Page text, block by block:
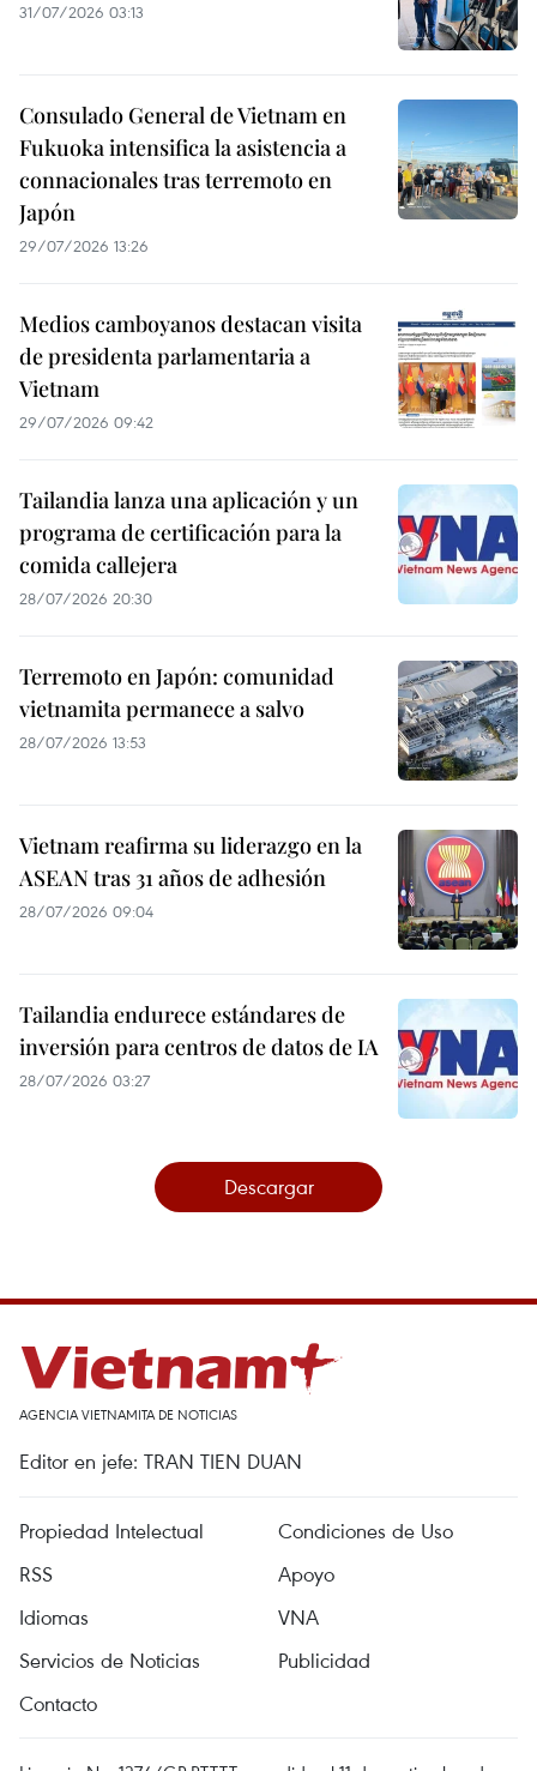
31/07/2026 03:13
Consulado General de Vietnam en
Fukuoka intensifica la asistencia a
connacionales tras terremoto en
Japón
29/07/2026 13:26
Medios camboyanos destacan visita
de presidenta parlamentaria a
Vietnam
29/07/2026 09:42
Tailandia lanza una aplicación y un
programa de certificación para la
comida callejera
28/07/2026 20:30
Terremoto en Japón: comunidad
vietnamita permanece a salvo
28/07/2026 13:53
Vietnam reafirma su liderazgo en la
ASEAN tras 31 años de adhesión
28/07/2026 09:04
Tailandia endurece estándares de
inversión para centros de datos de IA
28/07/2026 03:27
Descargar
AGENCIA VIETNAMITA DE NOTICIAS
Editor en jefe: TRAN TIEN DUAN
Propiedad Intelectual
Condiciones de Uso
RSS
Apoyo
Idiomas
VNA
Servicios de Noticias
Publicidad
Contacto